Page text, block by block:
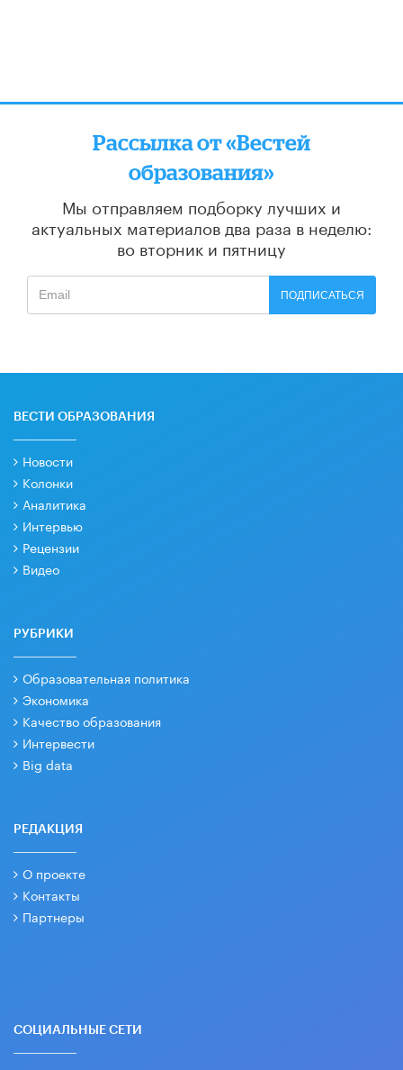
Рассылка от «Вестей
образования»
Мы отправляем подборку лучших и
актуальных материалов два раза в неделю:
во вторник и пятницу
ПОДПИСАТЬСЯ
ВЕСТИ ОБРАЗОВАНИЯ
Новости
Колонки
Аналитика
Интервью
Рецензии
Видео
РУБРИКИ
Образовательная политика
Экономика
Качество образования
Интервести
Big data
РЕДАКЦИЯ
О проекте
Контакты
Партнеры
СОЦИАЛЬНЫЕ СЕТИ